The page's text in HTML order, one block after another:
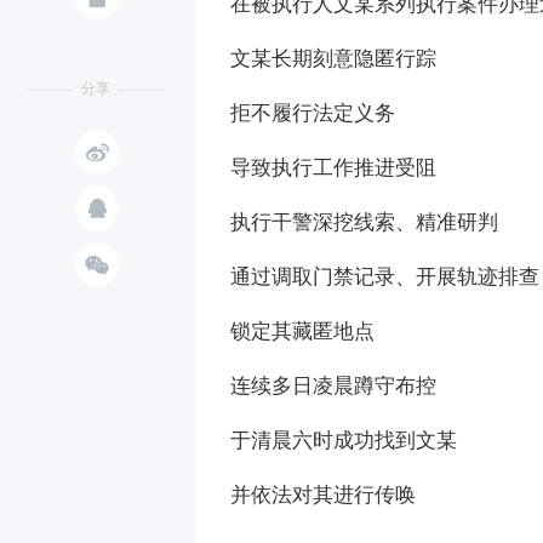
分享



文某长期刻意隐匿行踪
拒不履行法定义务
导致执行工作推进受阻
执行干警深挖线索、精准研判
通过调取门禁记录、开展轨迹排查
锁定其藏匿地点
连续多日凌晨蹲守布控
于清晨六时成功找到文某
并依法对其进行传唤